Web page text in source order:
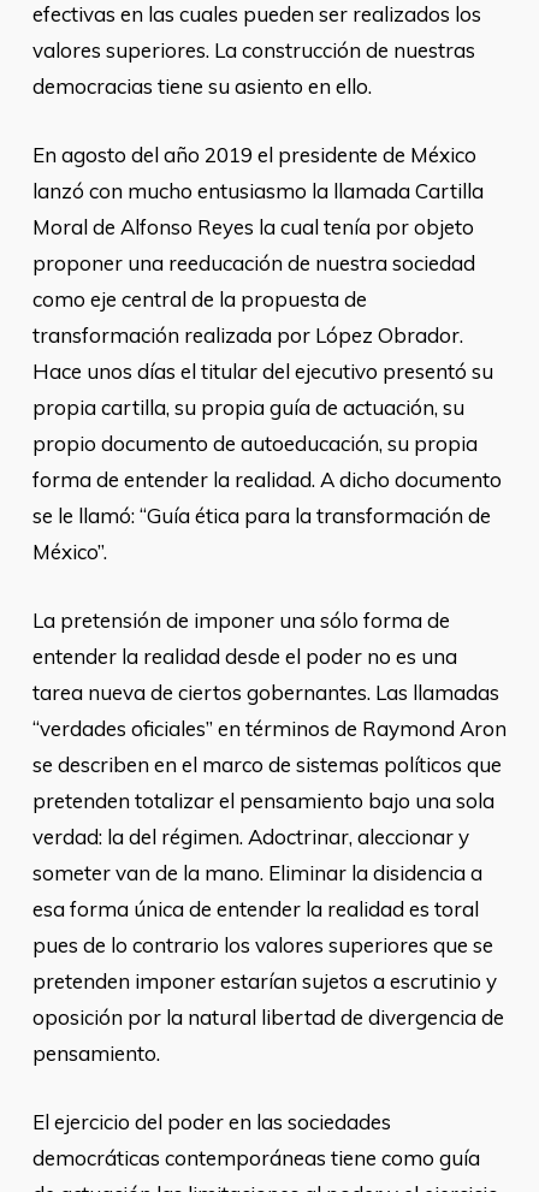
efectivas en las cuales pueden ser realizados los
valores superiores. La construcción de nuestras
democracias tiene su asiento en ello.
En agosto del año 2019 el presidente de México
lanzó con mucho entusiasmo la llamada Cartilla
Moral de Alfonso Reyes la cual tenía por objeto
proponer una reeducación de nuestra sociedad
como eje central de la propuesta de
transformación realizada por López Obrador.
Hace unos días el titular del ejecutivo presentó su
propia cartilla, su propia guía de actuación, su
propio documento de autoeducación, su propia
forma de entender la realidad. A dicho documento
se le llamó: “Guía ética para la transformación de
México”.
La pretensión de imponer una sólo forma de
entender la realidad desde el poder no es una
tarea nueva de ciertos gobernantes. Las llamadas
“verdades oficiales” en términos de Raymond Aron
se describen en el marco de sistemas políticos que
pretenden totalizar el pensamiento bajo una sola
verdad: la del régimen. Adoctrinar, aleccionar y
someter van de la mano. Eliminar la disidencia a
esa forma única de entender la realidad es toral
pues de lo contrario los valores superiores que se
pretenden imponer estarían sujetos a escrutinio y
oposición por la natural libertad de divergencia de
pensamiento.
El ejercicio del poder en las sociedades
democráticas contemporáneas tiene como guía